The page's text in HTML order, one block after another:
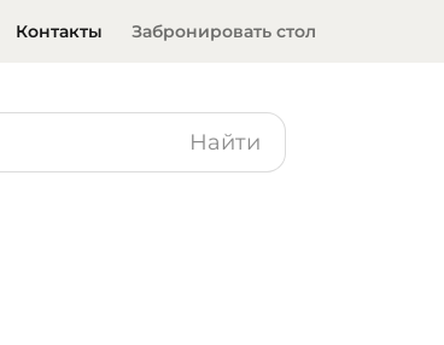
Контакты Забронировать стол
Найти